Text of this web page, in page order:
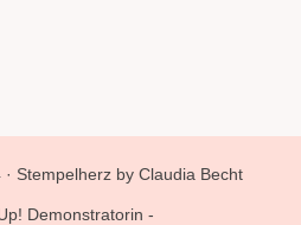
Stempelherz by Claudia Becht
Demonstratorin -